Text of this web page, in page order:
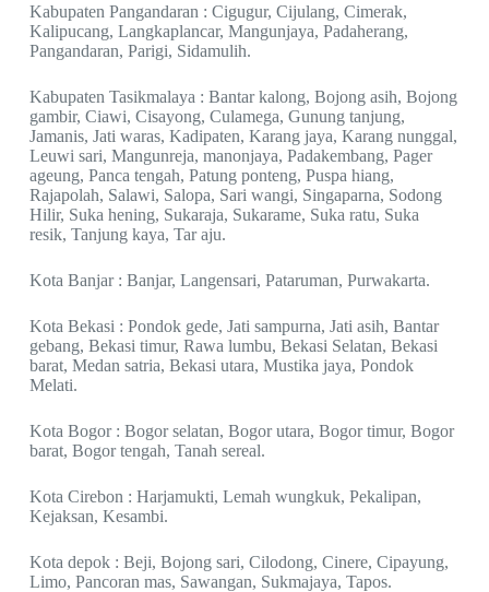
Kabupaten Pangandaran : Cigugur, Cijulang, Cimerak,
Kalipucang, Langkaplancar, Mangunjaya, Padaherang,
Pangandaran, Parigi, Sidamulih.
Kabupaten Tasikmalaya : Bantar kalong, Bojong asih, Bojong
gambir, Ciawi, Cisayong, Culamega, Gunung tanjung,
Jamanis, Jati waras, Kadipaten, Karang jaya, Karang nunggal,
Leuwi sari, Mangunreja, manonjaya, Padakembang, Pager
ageung, Panca tengah, Patung ponteng, Puspa hiang,
Rajapolah, Salawi, Salopa, Sari wangi, Singaparna, Sodong
Hilir, Suka hening, Sukaraja, Sukarame, Suka ratu, Suka
resik, Tanjung kaya, Tar aju.
Kota Banjar : Banjar, Langensari, Pataruman, Purwakarta.
Kota Bekasi : Pondok gede, Jati sampurna, Jati asih, Bantar
gebang, Bekasi timur, Rawa lumbu, Bekasi Selatan, Bekasi
barat, Medan satria, Bekasi utara, Mustika jaya, Pondok
Melati.
Kota Bogor : Bogor selatan, Bogor utara, Bogor timur, Bogor
barat, Bogor tengah, Tanah sereal.
Kota Cirebon : Harjamukti, Lemah wungkuk, Pekalipan,
Kejaksan, Kesambi.
Kota depok : Beji, Bojong sari, Cilodong, Cinere, Cipayung,
Limo, Pancoran mas, Sawangan, Sukmajaya, Tapos.